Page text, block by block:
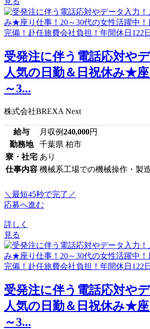
受発注に伴う電話応対や
人気の日勤＆日祝休み★
～3...
株式会社BREXA Next
給与 月収例240,000円
勤務地
千葉県 柏市
寮・社宅 あり
仕事内容 機械系工場での機械操作・製
＼最短45秒で完了／
応募へ進む
詳しく
見る
受発注に伴う電話応対や
人気の日勤＆日祝休み★
～3...